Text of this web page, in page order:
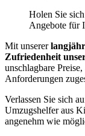
Holen Sie
Angebote für
Mit unserer
Zufriedenheit
unschlagbare
Anforderungen
Verlassen Sie sich
Umzugshelfer aus
angenehm wie